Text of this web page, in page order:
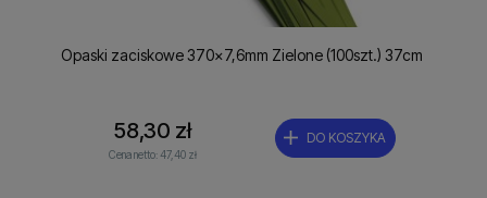
Opaski zaciskowe 370x7,6mm Zielone (100szt.) 37cm
58,30 zł
Cena netto:47,40 zł
DO KOSZYKA